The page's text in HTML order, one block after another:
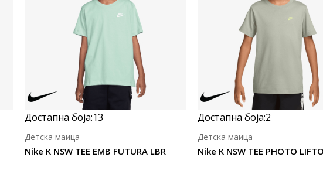
Достапна боја:13
Nike K NSW TEE EMB FUTURA LBR
Детска маица
Достапна боја:2
Nike K NSW TEE PHOTO
Детска маица